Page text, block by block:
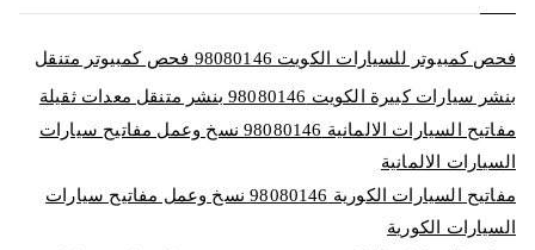
فحص كمبيوتر للسيارات الكويت 98080146‬ فحص كمبيوتر متنقل
بنشر سيارات كبيرة الكويت 98080146‬ بنشر متنقل معدات ثقيلة
مفاتيح السيارات الالمانية 98080146‬ نسخ وعمل مفاتيح سيارات
السيارات الالمانية
مفاتيح السيارات الكورية 98080146‬ نسخ وعمل مفاتيح سيارات
السيارات الكورية